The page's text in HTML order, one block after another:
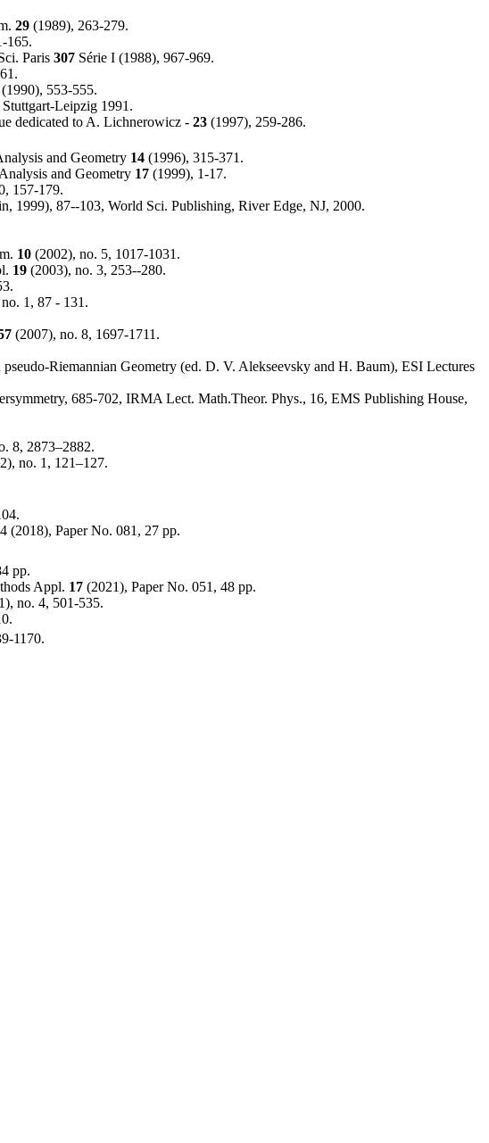
29 (1989), 263-279.
165.
Paris 307 Série I (1988), 967-969.
553-555.
Leipzig 1991.
dedicated to A. Lichnerowicz - 23 (1997), 259-286.
and Geometry 14 (1996), 315-371.
and Geometry 17 (1999), 1-17.
157-179.
1999), 87--103, World Sci. Publishing, River Edge, NJ, 2000.
10 (2002), no. 5, 1017-1031.
19 (2003), no. 3, 253--280.
1, 87 - 131.
(2007), no. 8, 1697-1711.
Riemannian Geometry (ed. D. V. Alekseevsky and H. Baum), ESI Lectures
685-702, IRMA Lect. Math.Theor. Phys., 16, EMS Publishing House,
8, 2873–2882.
no. 1, 121–127.
(2018), Paper No. 081, 27 pp.
pp.
Appl. 17 (2021), Paper No. 051, 48 pp.
no. 4, 501-535.
1170.